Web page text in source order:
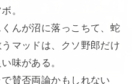
。
んが沼に落っこちて、蛇
マッドは、クソ野郎だけ
味がある。
賛否両論かもしれない